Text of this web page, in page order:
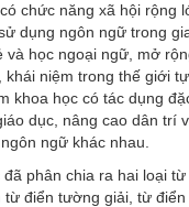
chức năng xã hội rộng
dụng ngôn ngữ trong
và học ngoại ngữ, mở
niệm trong thế giới
khoa học có tác dụng
dục, nâng cao dân trí
ngữ khác nhau.
phân chia ra hai loại
điển tường giải, từ